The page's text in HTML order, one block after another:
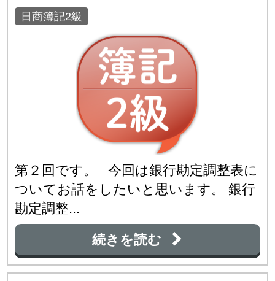
日商簿記2級
第２回です。 今回は銀行勘定調整表に
ついてお話をしたいと思います。 銀行
勘定調整...
続きを読む